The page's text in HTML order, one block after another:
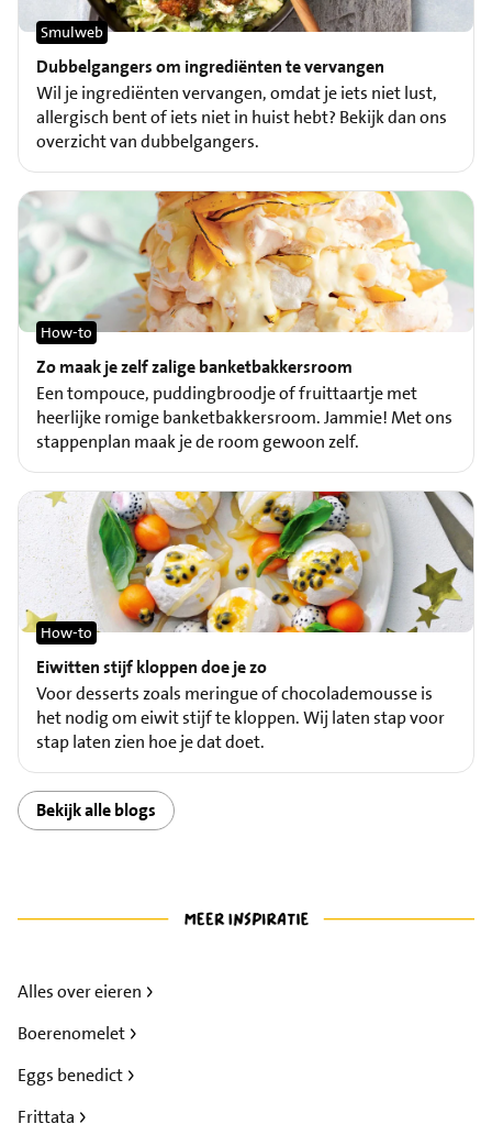
Dubbelgangers om ingrediënten te vervangen
Smulweb
Wil je ingrediënten vervangen, omdat je iets niet lust,
allergisch bent of iets niet in huist hebt? Bekijk dan ons
overzicht van dubbelgangers.
Zo maak je zelf zalige banketbakkersroom
How-to
Een tompouce, puddingbroodje of fruittaartje met
heerlijke romige banketbakkersroom. Jammie! Met ons
stappenplan maak je de room gewoon zelf.
Eiwitten stijf kloppen doe je zo
How-to
Voor desserts zoals meringue of chocolademousse is
het nodig om eiwit stijf te kloppen. Wij laten stap voor
stap laten zien hoe je dat doet.
Bekijk alle blogs
Alles over eieren
Boerenomelet
Eggs benedict
Frittata